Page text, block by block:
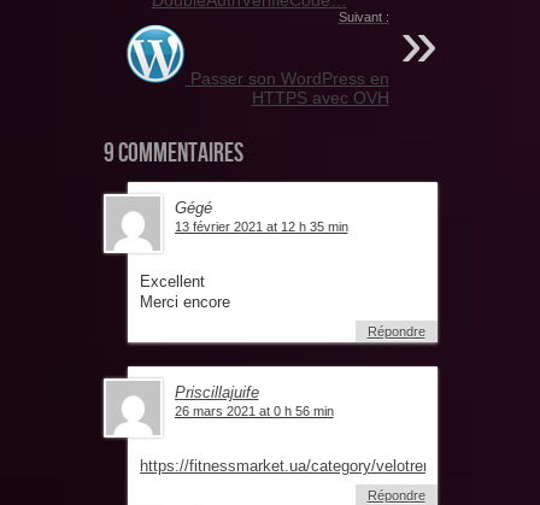
Suivant :
Passer son WordPress en
HTTPS avec OVH
9 commentaires
Gégé
13 février 2021 at 12 h 35 min
Excellent
Merci encore
Répondre
Priscillajuife
26 mars 2021 at 0 h 56 min
https://fitnessmarket.ua/category/velotrenazhery
Répondre